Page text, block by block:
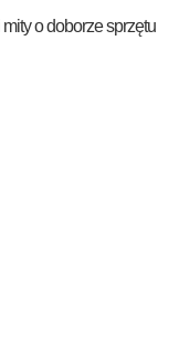
o doborze sprzętu